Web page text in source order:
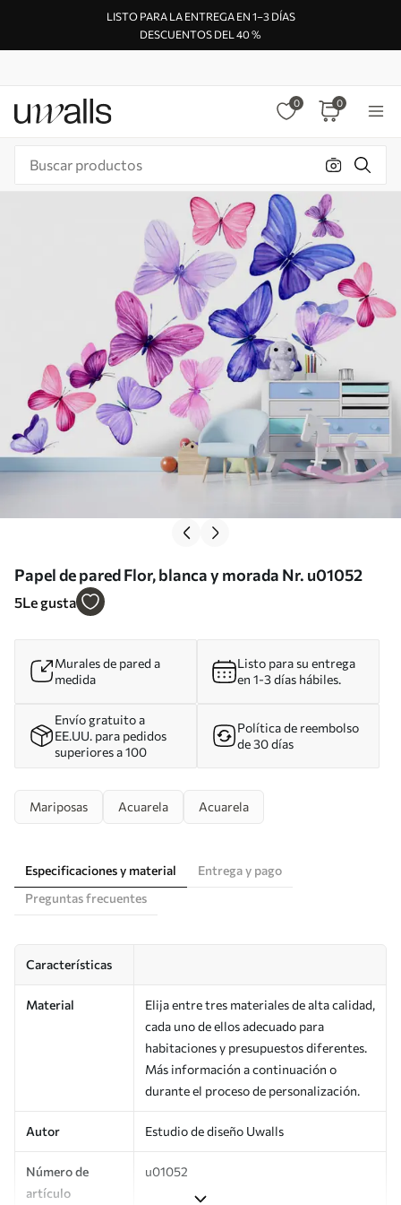
LISTO PARA LA ENTREGA EN 1–3 DÍAS
DESCUENTOS DEL 40 %
0 0
Papel de pared Flor, blanca y morada Nr. u01052
5Le gusta
Murales de pared a
medida
Listo para su entrega
en 1-3 días hábiles.
Envío gratuito a
EE.UU. para pedidos
superiores a 100
Política de reembolso
de 30 días
Mariposas Acuarela Acuarela
Especificaciones y material
Entrega y pago
Preguntas frecuentes
Características
Material
Elija entre tres materiales de alta calidad,
cada uno de ellos adecuado para
habitaciones y presupuestos diferentes.
Más información a continuación o
durante el proceso de personalización.
Autor Estudio de diseño Uwalls
Número de
artículo
u01052